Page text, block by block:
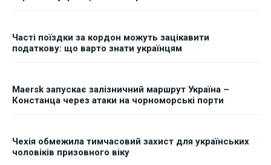
Часті поїздки за кордон можуть зацікавити
податкову: що варто знати українцям
Maersk запускає залізничний маршрут Україна –
Констанца через атаки на чорноморські порти
Чехія обмежила тимчасовий захист для українських
чоловіків призовного віку